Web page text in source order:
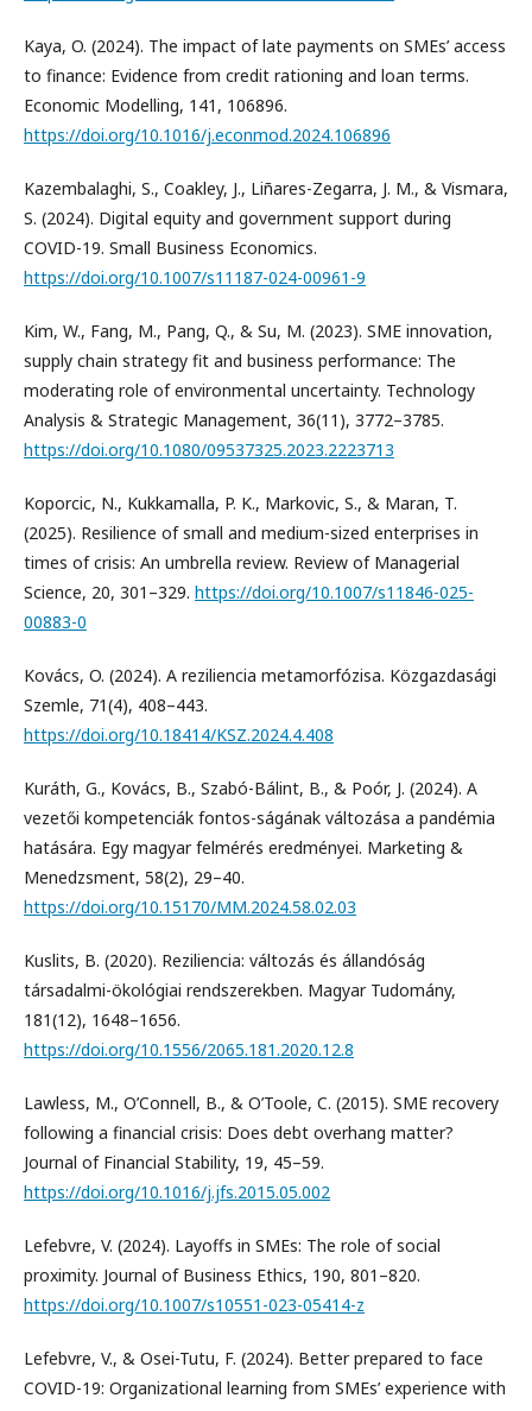
Kaya, O. (2024). The impact of late payments on SMEs’ access
to finance: Evidence from credit rationing and loan terms.
Economic Modelling, 141, 106896.
https://doi.org/10.1016/j.econmod.2024.106896
Kazembalaghi, S., Coakley, J., Liñares-Zegarra, J. M., & Vismara,
S. (2024). Digital equity and government support during
COVID-19. Small Business Economics.
https://doi.org/10.1007/s11187-024-00961-9
Kim, W., Fang, M., Pang, Q., & Su, M. (2023). SME innovation,
supply chain strategy fit and business performance: The
moderating role of environmental uncertainty. Technology
Analysis & Strategic Management, 36(11), 3772–3785.
https://doi.org/10.1080/09537325.2023.2223713
Koporcic, N., Kukkamalla, P. K., Markovic, S., & Maran, T.
(2025). Resilience of small and medium-sized enterprises in
times of crisis: An umbrella review. Review of Managerial
Science, 20, 301–329. https://doi.org/10.1007/s11846-025-
00883-0
Kovács, O. (2024). A reziliencia metamorfózisa. Közgazdasági
Szemle, 71(4), 408–443.
https://doi.org/10.18414/KSZ.2024.4.408
Kuráth, G., Kovács, B., Szabó-Bálint, B., & Poór, J. (2024). A
vezetői kompetenciák fontos-ságának változása a pandémia
hatására. Egy magyar felmérés eredményei. Marketing &
Menedzsment, 58(2), 29–40.
https://doi.org/10.15170/MM.2024.58.02.03
Kuslits, B. (2020). Reziliencia: változás és állandóság
társadalmi-ökológiai rendszerekben. Magyar Tudomány,
181(12), 1648–1656.
https://doi.org/10.1556/2065.181.2020.12.8
Lawless, M., O’Connell, B., & O’Toole, C. (2015). SME recovery
following a financial crisis: Does debt overhang matter?
Journal of Financial Stability, 19, 45–59.
https://doi.org/10.1016/j.jfs.2015.05.002
Lefebvre, V. (2024). Layoffs in SMEs: The role of social
proximity. Journal of Business Ethics, 190, 801–820.
https://doi.org/10.1007/s10551-023-05414-z
Lefebvre, V., & Osei-Tutu, F. (2024). Better prepared to face
COVID-19: Organizational learning from SMEs’ experience with